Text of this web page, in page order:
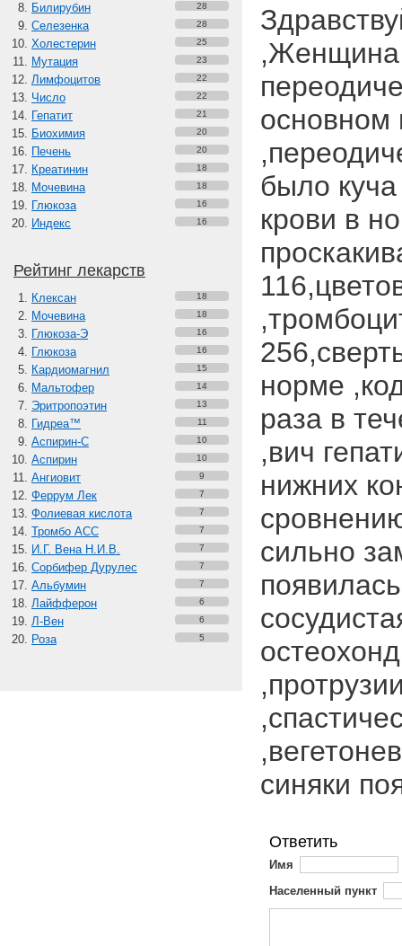
Билирубин 28
Селезенка 28
Холестерин 25
Мутация 23
Лимфоцитов 22
Число 22
Гепатит 21
Биохимия 20
Печень 20
Креатинин 18
Мочевина 18
Глюкоза 16
Индекс 16
Рейтинг лекарств
Клексан 18
Мочевина 18
Глюкоза-Э 16
Глюкоза 16
Кардиомагнил 15
Мальтофер 14
Эритропоэтин 13
Гидреа™ 11
Аспирин-C 10
Аспирин 10
Ангиовит 9
Феррум Лек 7
Фолиевая кислота 7
Тромбо АСС 7
И.Г. Вена Н.И.В. 7
Сорбифер Дурулес 7
Альбумин 7
Лайфферон 6
Л-Вен 6
Роза 5
,Женщина
основном
было
крови в
норме
раза в
,вич
нижних
сильно
синяки
Ответить
Имя
Населенный пункт